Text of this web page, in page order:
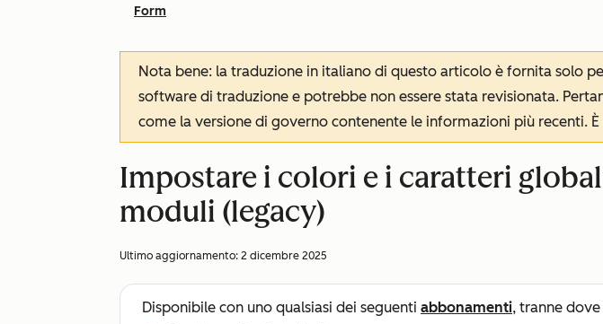
Form
Nota bene: la traduzione in italiano di questo articolo è fornita solo
software di traduzione e potrebbe non essere stata revisionata.
come la versione di governo contenente le informazioni più recenti.
Impostare i colori e i caratteri
moduli (legacy)
Ultimo aggiornamento: 2 dicembre 2025
Disponibile con uno qualsiasi dei seguenti abbonamenti, tranne